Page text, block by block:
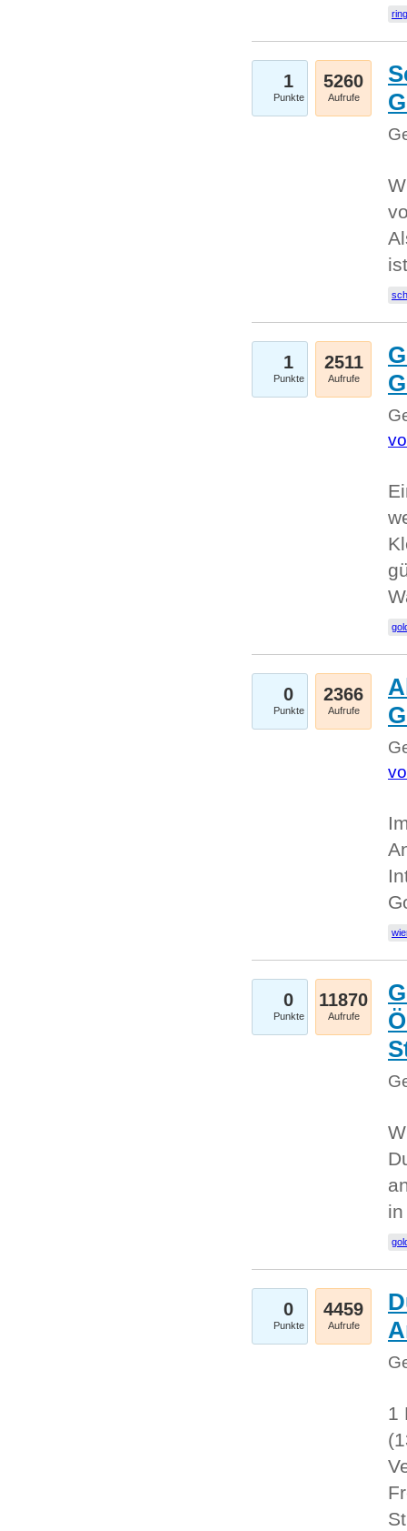
ring
1
Punkte
5260
Aufrufe
1
Punkte
2511
Aufrufe
0
Punkte
2366
Aufrufe
0
Punkte
11870
Aufrufe
0
Punkte
4459
Aufrufe
1